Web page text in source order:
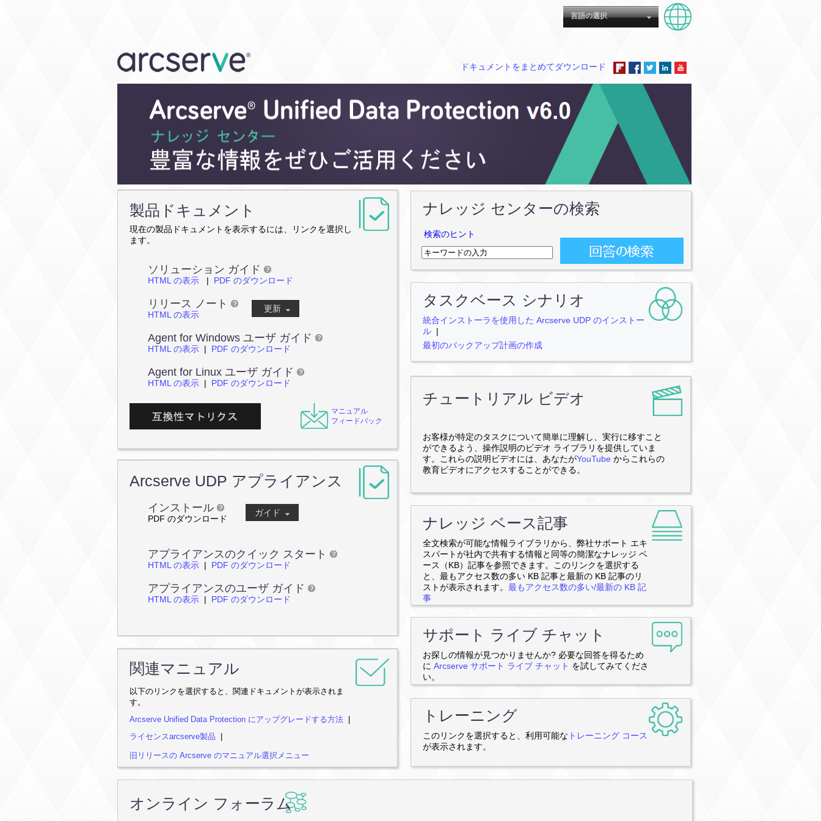
言語の選択
ドキュメントをまとめてダウンロード
製品ドキュメント
現在の製品ドキュメントを表示するには、リンクを選択し
ます。
ソリューション ガイド
HTML の表示 | PDF のダウンロード
リリース ノート
HTML の表示
更新
Agent for Windows ユーザ ガイド
HTML の表示 | PDF のダウンロード
Agent for Linux ユーザ ガイド
HTML の表示 | PDF のダウンロード
マニュアル
フィードバック
ナレッジ センターの検索
タスクベース シナリオ
統合インストーラを使用した Arcserve UDP のインストー
ル |
最初のバックアップ計画の作成
チュートリアル ビデオ
お客様が特定のタスクについて簡単に理解し、実行に移すこと
ができるよう、操作説明のビデオ ライブラリを提供していま
す。これらの説明ビデオには、あなたがYouTube からこれらの
教育ビデオにアクセスすることができる。
Arcserve UDP アプライアンス
インストール
PDF のダウンロード
ガイド
アプライアンスのクイック スタート
HTML の表示 | PDF のダウンロード
アプライアンスのユーザ ガイド
HTML の表示 | PDF のダウンロード
ナレッジ ベース記事
全文検索が可能な情報ライブラリから、弊社サポート エキ
スパートが社内で共有する情報と同等の簡潔なナレッジ ベ
ース（KB）記事を参照できます。このリンクを選択する
と、最もアクセス数の多い KB 記事と最新の KB 記事のリ
ストが表示されます。 最もアクセス数の多い/最新の KB 記
事
関連マニュアル
以下のリンクを選択すると、関連ドキュメントが表示されま
す。
Arcserve Unified Data Protection にアップグレードする方法
ライセンスarcserve製品
旧リリースの Arcserve のマニュアル選択メニュー
サポート ライブ チャット
お探しの情報が見つかりませんか? 必要な回答を得るため
に Arcserve サポート ライブ チャット を試してみてくださ
い。
トレーニング
このリンクを選択すると、利用可能な トレーニング コース
が表示されます。
オンライン フォーラム